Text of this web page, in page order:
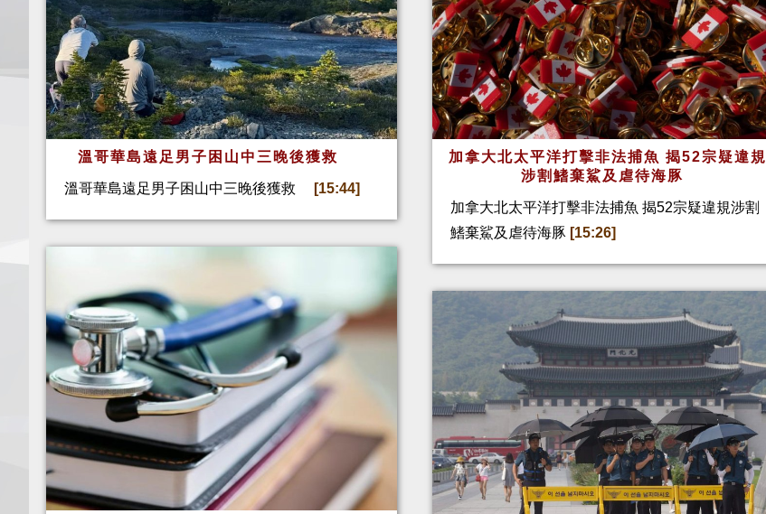
溫哥華島遠足男子困山中三晚後獲救
溫哥華島遠足男子困山中三晚後獲救 [15:44]
加拿大北太平洋打擊非法捕魚 揭52宗疑違規
涉割鰭棄鯊及虐待海豚
加拿大北太平洋打擊非法捕魚 揭52宗疑違規涉割
鰭棄鯊及虐待海豚 [15:26]